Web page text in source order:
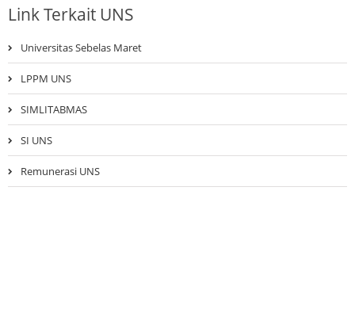
Link Terkait UNS
Universitas Sebelas Maret
LPPM UNS
SIMLITABMAS
SI UNS
Remunerasi UNS